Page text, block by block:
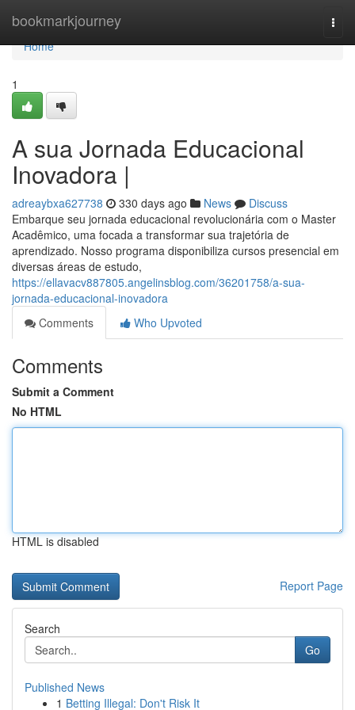
bookmarkjourney
Home
Home
1
A sua Jornada Educacional
Inovadora |
adreaybxa627738 330 days ago News
Discuss
Embarque seu jornada educacional revolucionária com o Master
Acadêmico, uma focada a transformar sua trajetória de
aprendizado. Nosso programa disponibiliza cursos presencial em
diversas áreas de estudo,
https://ellavacv887805.angelinsblog.com/36201758/a-sua-
jornada-educacional-inovadora
Comments
Who Upvoted
Comments
Submit a Comment
No HTML
HTML is disabled
Report Page
Search
Go
Published News
1 Betting Illegal: Don't Risk It